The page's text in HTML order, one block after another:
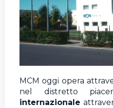
MCM oggi opera
nel distretto
internazionale